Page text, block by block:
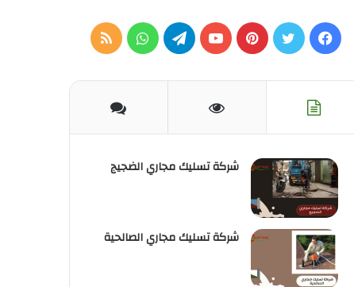
فيسبوكتويتر بينتيريستيوتيوبتيلقرامواتسابملخص
شركة تسليك مجاري الضجيج
شركة تسليك مجاري الصالحية